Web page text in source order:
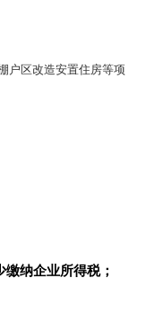
户区改造安置住房等项
缴纳企业所得税；